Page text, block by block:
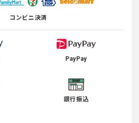
コンビニ決済
PayPay
銀行振込